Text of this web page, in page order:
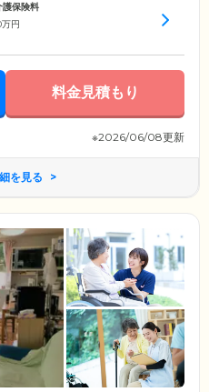
護保険料
万円
料金見積もり
※2026/06/08更新
を見る